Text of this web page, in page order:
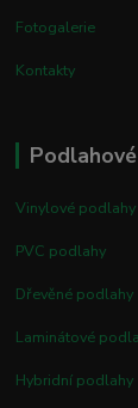
Fotogalerie
Kontakty
Vinylové podlahy
PVC podlahy
Dřevěné podlahy
Laminátové
Hybridní podlahy